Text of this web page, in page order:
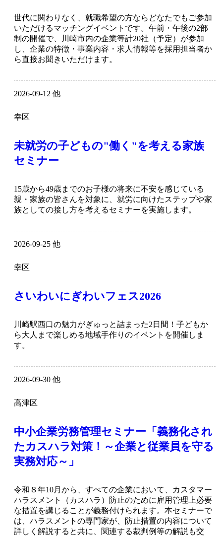
世代に関わりなく、就職希望の方ならどなたでもご参加
いただけるマッチングイベントです。午前・午後の2部
制の開催で、川崎市内の企業等計20社（予定）が参加
し、企業の特徴・事業内容・求人情報等を採用担当者か
ら直接お聞きいただけます。
2026-09-12 他
幸区
未就労の子どもの"働く"を考える家族
セミナー
15歳から49歳までのお子様の将来に不安を感じている
親・家族の皆さんを対象に、就労に向けたステップや家
族としての接し方を考えるセミナーを実施します。
2026-09-25 他
幸区
さいわいにぎわいフェス2026
川崎駅西口の魅力がぎゅっと詰まった2日間！子どもか
ら大人まで楽しめる地域手作りのイベントを開催しま
す。
2026-09-30 他
高津区
中小企業労務管理セミナー「義務化され
たカスハラ対策！～企業と従業員を守る
実務対応～」
令和８年10月から、すべての企業において、カスタマー
ハラスメント（カスハラ）防止のために雇用管理上必要
な措置を講じることが義務付けられます。本セミナーで
は、ハラスメントの専門家が、防止措置の内容について
詳しく解説すると共に、関連する裁判例等の解説も交